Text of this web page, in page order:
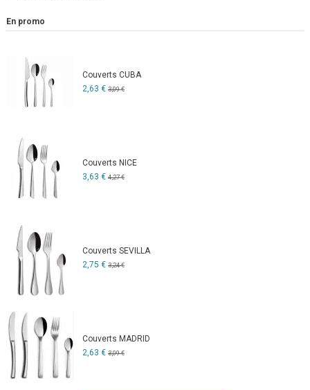
En promo
Couverts CUBA
2,63 € 3,09 €
Couverts NICE
3,63 € 4,27 €
Couverts SEVILLA
2,75 € 3,24 €
Couverts MADRID
2,63 € 3,09 €